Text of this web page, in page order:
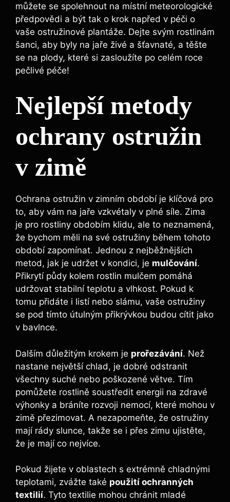
můžete se spolehnout na místní meteorologické
předpovědi a být tak o krok napřed v péči o
vaše ostružinové plantáže. Dejte svým rostlinám
šanci, aby byly na jaře živé a šťavnaté, a těšte
se na plody, které si zasloužíte po celém roce
pečlivé péče!
Nejlepší metody
ochrany ostružin
v zimě
Ochrana ostružin v zimním období je klíčová pro
to, aby vám na jaře vzkvétaly v plné síle. Zima
je pro rostliny obdobím klidu, ale to neznamená,
že bychom měli na své ostružiny během tohoto
období zapomínat. Jednou z nejběžnějších
metod, jak je udržet v kondici, je mulčování.
Přikrytí půdy kolem rostlin mulčem pomáhá
udržovat stabilní teplotu a vlhkost. Pokud k
tomu přidáte i listí nebo slámu, vaše ostružiny
se pod tímto útulným přikrývkou budou cítit jako
v bavlnce.
Dalším důležitým krokem je prořezávání. Než
nastane největší chlad, je dobré odstranit
všechny suché nebo poškozené větve. Tím
pomůžete rostlině soustředit energii na zdravé
výhonky a bráníte rozvoji nemocí, které mohou v
zimě přezimovat. A nezapomeňte, že ostružiny
mají rády slunce, takže se i přes zimu ujistěte,
že je mají co nejvíce.
Pokud žijete v oblastech s extrémně chladnými
teplotami, zvážte také použití ochranných
textilií. Tyto textilie mohou chránit mladé